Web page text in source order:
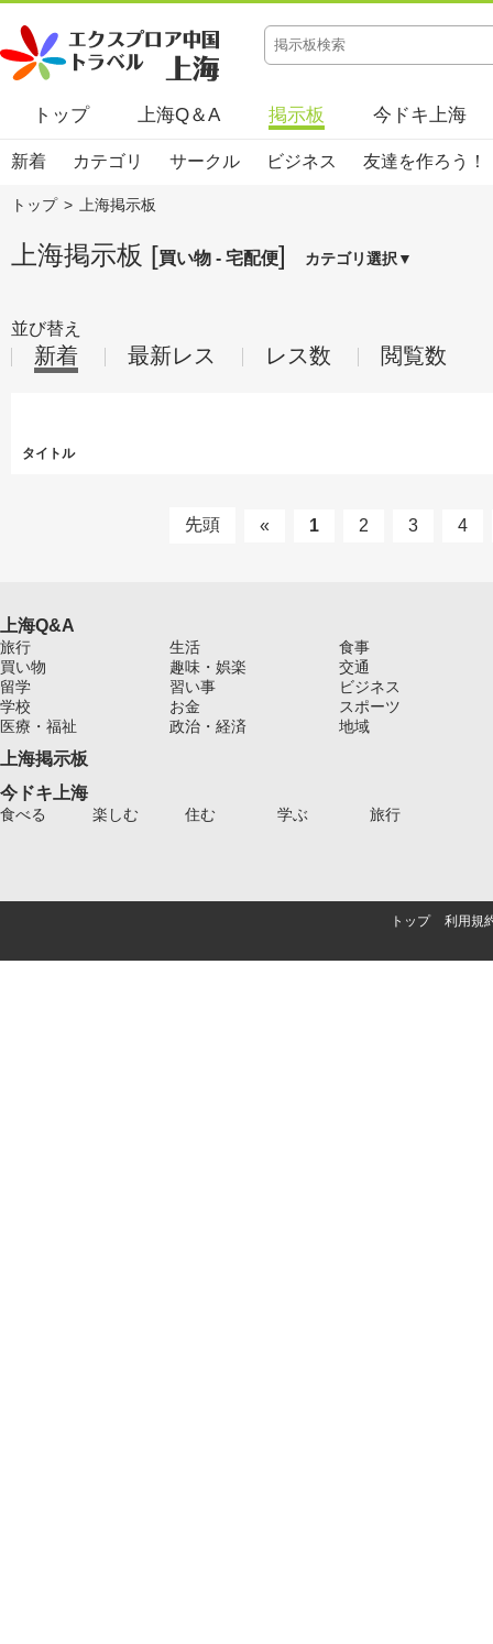
トップ 上海Q＆A 掲示板 今ドキ上海
新着 カテゴリ サークル ビジネス 友達を作ろう！
トップ > 上海掲示板
上海掲示板 [買い物 - 宅配便] カテゴリ選択▼
並び替え
新着 最新レス レス数 閲覧数
タイトル
先頭 « 1 2 3 4
上海Q&A
旅行 生活
食事
買い物
趣味・娯楽
交通
留学
習い事
ビジネス
学校
お金
スポーツ
医療・福祉
政治・経済 地域
上海掲示板
今ドキ上海
食べる 楽しむ 住む 学ぶ 旅行
トップ 利用規